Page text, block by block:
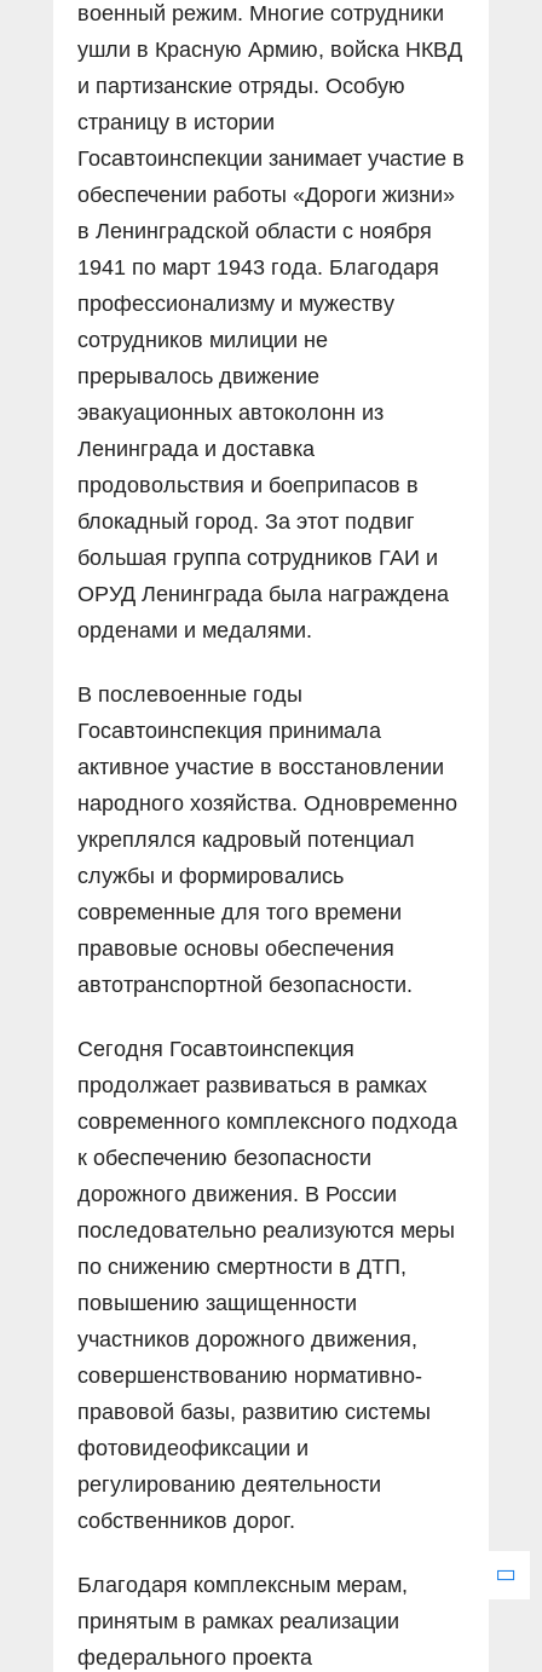
военный режим. Многие сотрудники
ушли в Красную Армию, войска НКВД
и партизанские отряды. Особую
страницу в истории
Госавтоинспекции занимает участие в
обеспечении работы «Дороги жизни»
в Ленинградской области с ноября
1941 по март 1943 года. Благодаря
профессионализму и мужеству
сотрудников милиции не
прерывалось движение
эвакуационных автоколонн из
Ленинграда и доставка
продовольствия и боеприпасов в
блокадный город. За этот подвиг
большая группа сотрудников ГАИ и
ОРУД Ленинграда была награждена
орденами и медалями.
В послевоенные годы
Госавтоинспекция принимала
активное участие в восстановлении
народного хозяйства. Одновременно
укреплялся кадровый потенциал
службы и формировались
современные для того времени
правовые основы обеспечения
автотранспортной безопасности.
Сегодня Госавтоинспекция
продолжает развиваться в рамках
современного комплексного подхода
к обеспечению безопасности
дорожного движения. В России
последовательно реализуются меры
по снижению смертности в ДТП,
повышению защищенности
участников дорожного движения,
совершенствованию нормативно-
правовой базы, развитию системы
фотовидеофиксации и
регулированию деятельности
собственников дорог.
Благодаря комплексным мерам,
принятым в рамках реализации
федерального проекта